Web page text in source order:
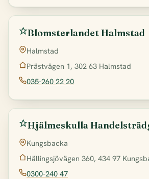
Blomsterlandet Halmstad
Halmstad
Prästvägen 1, 302 63 Halmstad
035-260 22 20
Hjälmeskulla
Kungsbacka
Hällingsjövägen 360, 434 97
0300-240 47